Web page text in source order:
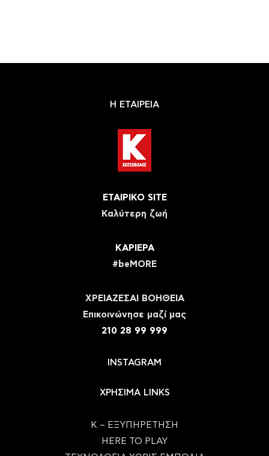
Η ΕΤΑΙΡΕΙΑ
ΕΤΑΙΡΙΚΟ SITE
Καλύτερη ζωή
ΚΑΡΙΕΡΑ
#beMORE
ΧΡΕΙΑΖΕΣΑΙ ΒΟΗΘΕΙΑ
Eπικοινώνησε μαζί μας
210 28 99 999
INSTAGRAM
ΧΡΗΣΙΜΑ LINKS
Κ – ΕΞΥΠΗΡΕΤΗΣΗ
HERE TO PLAY